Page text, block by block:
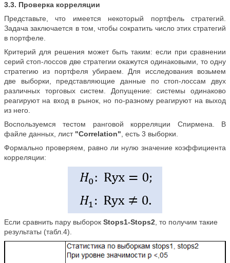
3.3. Проверка корреляции
Представьте, что имеется некоторый портфель стратегий.
Задача заключается в том, чтобы сократить число этих стратегий
в портфеле.
Критерий для решения может быть таким: если при сравнении
серий стоп-лоссов две стратегии окажутся одинаковыми, то одну
стратегию из портфеля убираем. Для исследования возьмем
две выборки, представляющие данные по стоп-лоссам двух
различных торговых систем. Допущение: системы одинаково
реагируют на вход в рынок, но по-разному реагируют на выход
из него.
Воспользуемся тестом ранговой корреляции Спирмена. В
файле данных, лист "Correlation" , есть 3 выборки.
Формально проверяем, равно ли нулю значение коэффициента
корреляции:
Если сравнить пару выборок Stops1-Stops2 , то получим такие
результаты (табл.4).